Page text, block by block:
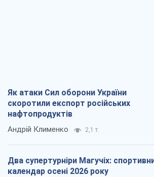
Як атаки Сил оборони України
скоротили експорт російських
нафтопродуктів
Андрій Клименко 2,1 т.
Два супертурніри Магучіх:
календар осені 2026 року